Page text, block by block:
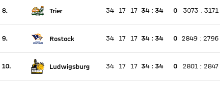
8.
Trier 34 17 17 34 : 34 0 3073 : 3171
9.
Rostock 34 17 17 34 : 34 0 2849 : 2796
10.
Aktuell Platz 10, letzte Woche Platz unverändert
Ludwigsburg 34 17 17 34 : 34 0 2801 : 2847